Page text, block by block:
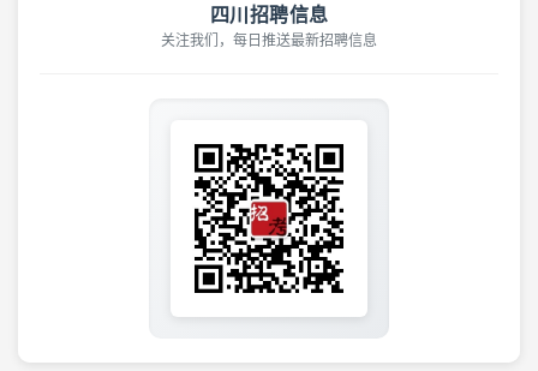
四川招聘信息
关注我们，每日推送最新招聘信息